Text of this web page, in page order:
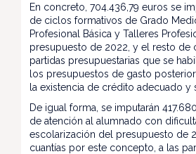
En concreto, 704.436,79 euros se
de ciclos formativos de Grado
Profesional Básica y Talleres
presupuesto de 2022, y el resto de
partidas presupuestarias que se
los presupuestos de gasto
la existencia de crédito adecuado y
De igual forma, se imputarán
de atención al alumnado con
escolarización del presupuesto de
cuantías por este concepto, a las